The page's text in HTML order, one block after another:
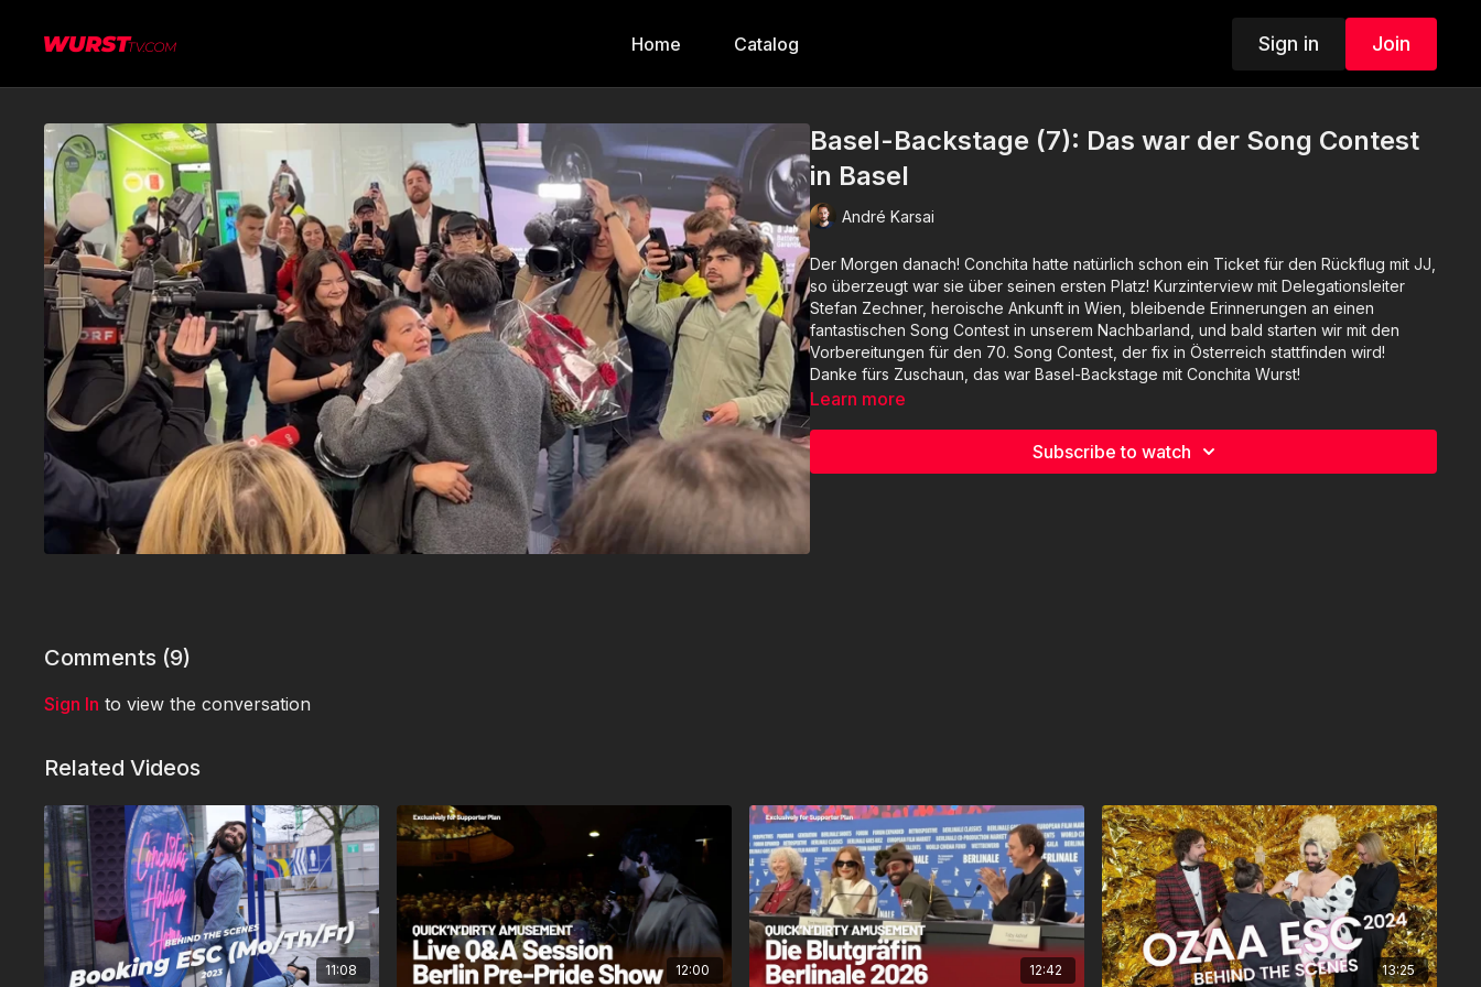
Home Catalog Sign in Join
Basel-Backstage (7): Das war der Song Contest
in Basel
André Karsai
Der Morgen danach! Conchita hatte natürlich schon ein Ticket für den Rückflug mit JJ,
so überzeugt war sie über seinen ersten Platz! Kurzinterview mit Delegationsleiter
Stefan Zechner, heroische Ankunft in Wien, bleibende Erinnerungen an einen
fantastischen Song Contest in unserem Nachbarland, und bald starten wir mit den
Vorbereitungen für den 70. Song Contest, der fix in Österreich stattfinden wird!
Danke fürs Zuschaun, das war Basel-Backstage mit Conchita Wurst!
Learn more
Subscribe to watch
Comments (9)
Sign In to view the conversation
Related Videos
11:08 12:00 12:42 13:25